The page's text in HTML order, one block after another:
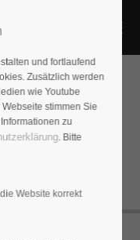
und fortlaufend
Zusätzlich werden
wie Youtube
stimmen Sie
zu
. Bitte
Website korrekt